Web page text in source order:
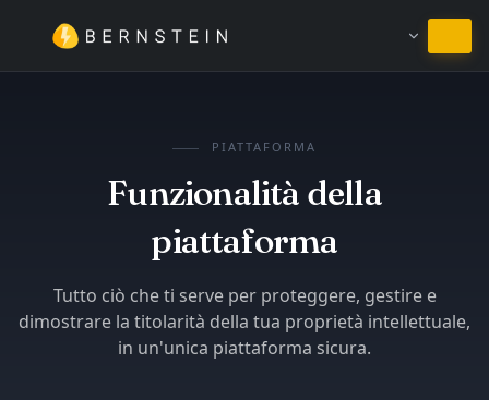
Resta in Italiano
PIATTAFORMA
Funzionalità della
piattaforma
Tutto ciò che ti serve per proteggere, gestire e
dimostrare la titolarità della tua proprietà intellettuale,
in un'unica piattaforma sicura.